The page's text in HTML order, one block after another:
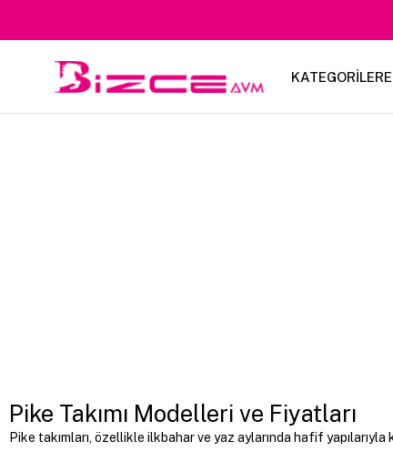
KATEGORİLER
Pike Takımı Modelleri ve Fiyatları
Pike takımları, özellikle ilkbahar ve yaz aylarında hafif